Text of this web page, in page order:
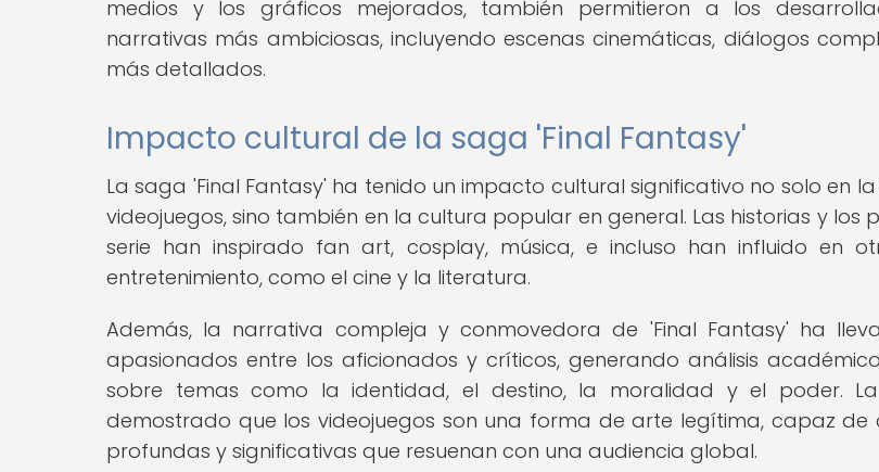
medios y los gráficos mejorados, también permitieron a los
narrativas más ambiciosas, incluyendo escenas cinemáticas, diálogos
más detallados.
Impacto cultural de la saga 'Final Fantasy'
La saga 'Final Fantasy' ha tenido un impacto cultural significativo no solo en
videojuegos, sino también en la cultura popular en general. Las historias y los
serie han inspirado fan art, cosplay, música, e incluso han influido en
entretenimiento, como el cine y la literatura.
Además, la narrativa compleja y conmovedora de 'Final Fantasy' ha
apasionados entre los aficionados y críticos, generando análisis
sobre temas como la identidad, el destino, la moralidad y el poder.
demostrado que los videojuegos son una forma de arte legítima, capaz de
profundas y significativas que resuenan con una audiencia global.